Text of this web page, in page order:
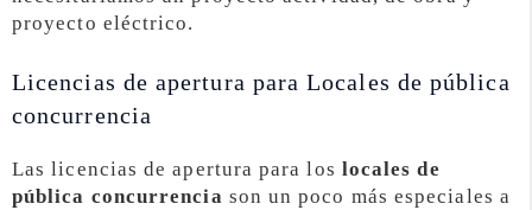
proyecto eléctrico.
Licencias de apertura para Locales de pública
concurrencia
Las licencias de apertura para los locales de
pública concurrencia son un poco más especiales a